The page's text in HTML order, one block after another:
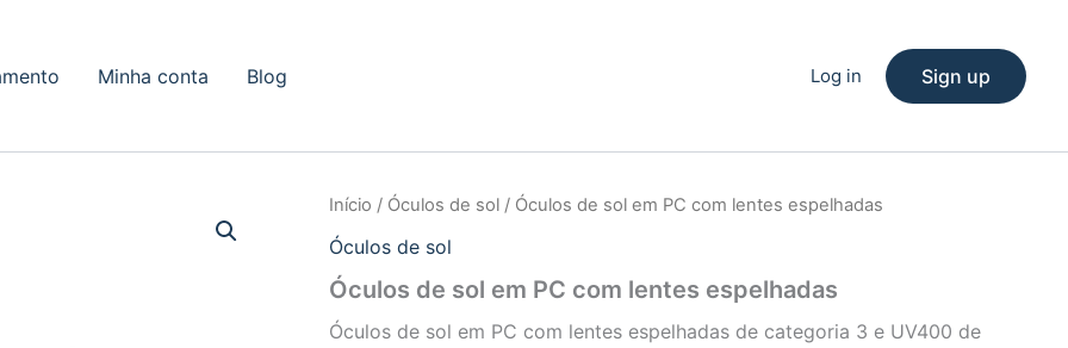
Minha conta Blog Log in Sign up
Início / Óculos de sol / Óculos de sol em PC com lentes espelhadas
Óculos de sol
Óculos de sol em PC com lentes espelhadas
Óculos de sol em PC com lentes espelhadas de categoria 3 e UV400 de